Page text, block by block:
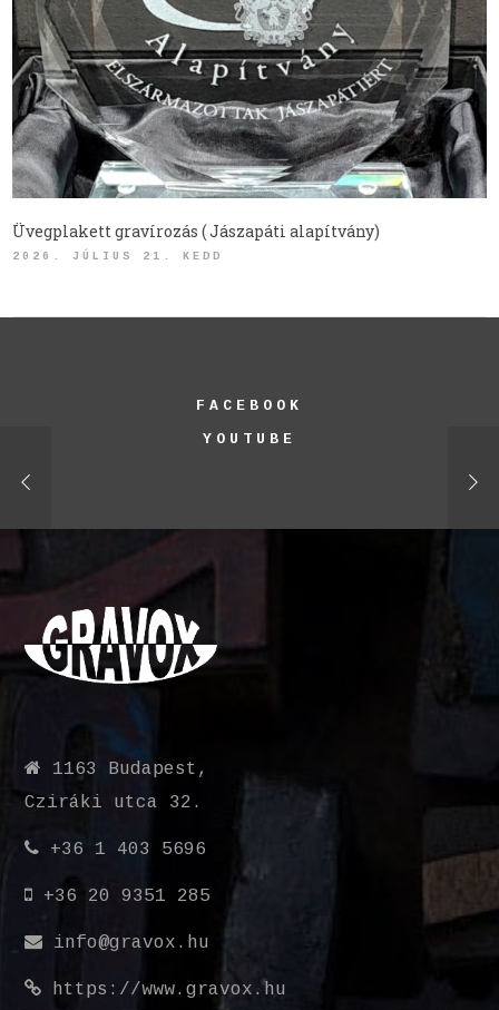
Üvegplakett gravírozás ( Jászapáti alapítvány)
2026. JÚLIUS 21. KEDD
FACEBOOK
YOUTUBE
1163 Budapest,
Cziráki utca 32.
+36 1 403 5696
+36 20 9351 285
info@gravox.hu
https://www.gravox.hu